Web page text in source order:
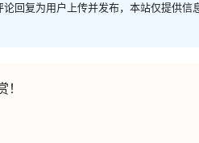
论回复为用户上传并发布，本站仅提供